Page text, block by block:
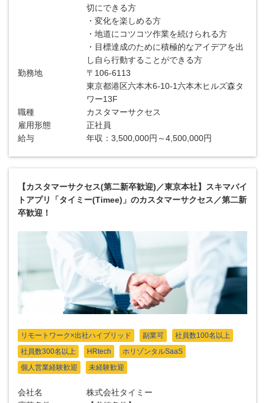
切にできる方
・変化を楽しめる方
・地道にコツコツ作業を続けられる方
・目標達成のために積極的なアイデアを出
し自ら行動することができる方
勤務地
〒106-6113
東京都港区六本木6-10-1六本木ヒルズ森タ
ワー13F
職種
カスタマーサクセス
雇用形態
正社員
給与
年収：3,500,000円～4,500,000円
【カスタマーサクセス(第二新卒歓迎)／東京本社】スキマバイ
トアプリ「タイミー(Timee)」のカスタマーサクセス／第二新
卒歓迎！
リモートワーク×出社ハイブリッド 副業可
社員数100名以上
社員数300名以上
HRtech
ホリゾンタルSaaS
個人営業経験歓迎
未経験歓迎
会社名
株式会社タイミー